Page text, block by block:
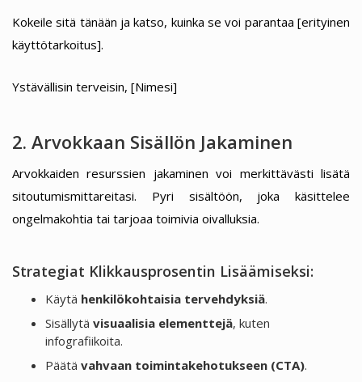
Kokeile sitä tänään ja katso, kuinka se voi parantaa [erityinen
käyttötarkoitus].
Ystävällisin terveisin, [Nimesi]
2. Arvokkaan Sisällön Jakaminen
Arvokkaiden resurssien jakaminen voi merkittävästi lisätä
sitoutumismittareitasi. Pyri sisältöön, joka käsittelee
ongelmakohtia tai tarjoaa toimivia oivalluksia.
Strategiat Klikkausprosentin Lisäämiseksi:
Käytä henkilökohtaisia tervehdyksiä.
Sisällytä visuaalisia elementtejä, kuten
infografiikoita.
Päätä vahvaan toimintakehotukseen (CTA).